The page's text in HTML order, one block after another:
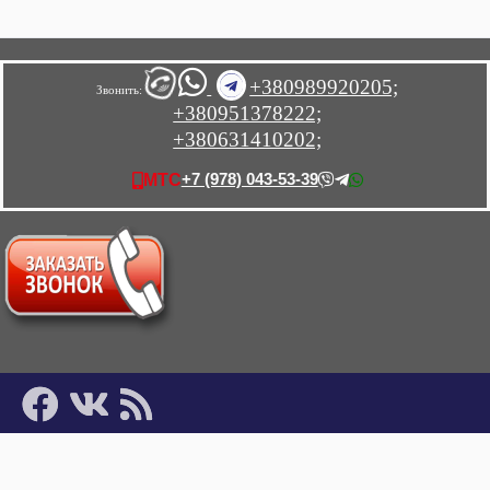
Звонить:
+380989920205;
+380951378222;
+380631410202;
МТС+7 (978) 043-53-39